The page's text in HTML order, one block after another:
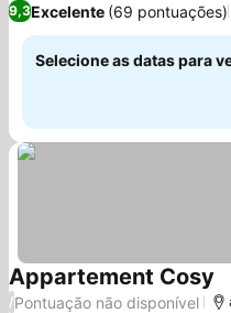
9,3Excelente (69 pontuações)
Selecione as datas para
Appartement Cosy
/Pontuação não disponível